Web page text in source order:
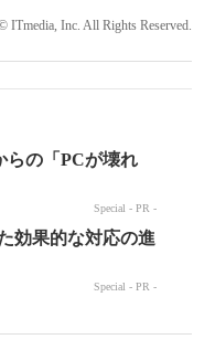
ITmedia, Inc. All Rights Reserved.